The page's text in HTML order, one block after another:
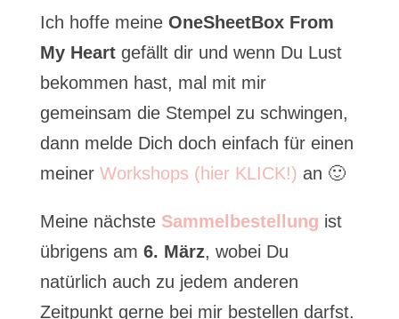
Ich hoffe meine OneSheetBox From
My Heartgefällt dir und wenn Du Lust
bekommen hast, mal mit mir
gemeinsam die Stempel zu schwingen,
dann melde Dich doch einfach für einen
meiner Workshops (hier KLICK!) an 🙂
Meine nächste Sammelbestellung ist
übrigens am 6. März, wobei Du
natürlich auch zu jedem anderen
Zeitpunkt gerne bei mir bestellen darfst.